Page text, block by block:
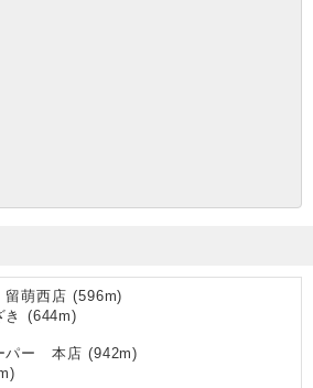
萌西店 (596m)
(644m)
パー 本店 (942m)